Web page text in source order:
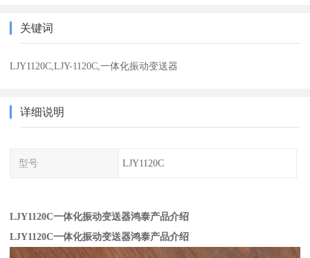
关键词
LJY1120C,LJY-1120C,一体化振动变送器
详细说明
型号 LJY1120C
LJY1120C一体化振动变送器鸿泰产品介绍
LJY1120C一体化振动变送器鸿泰产品介绍